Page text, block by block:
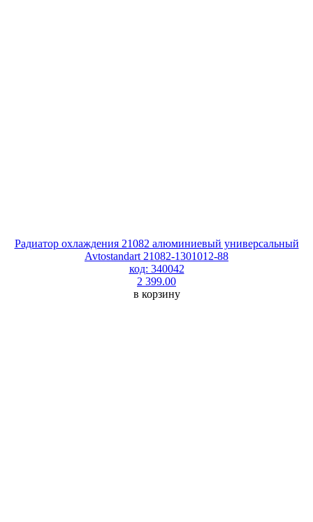
Радиатор охлаждения 21082 алюминиевый универсальный
Avtostandart 21082-1301012-88
код: 340042
2 399.00
в корзину